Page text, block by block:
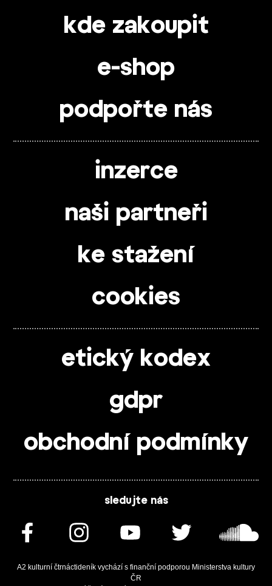
kde zakoupit
e-shop
podpořte nás
inzerce
naši partneři
ke stažení
cookies
etický kodex
gdpr
obchodní podmínky
sledujte nás
A2 kulturní čtrnáctideník vychází s finanční podporou Ministerstva kultury
ČR